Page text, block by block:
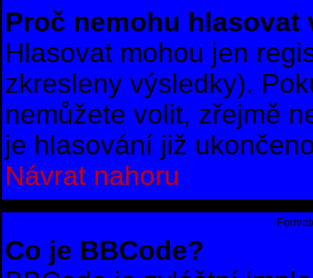
Proč nemohu hlasovat
Hlasovat mohou jen
zkresleny výsledky).
nemůžete volit, zřejmě
je hlasování již
Návrat nahoru
Co je BBCode?